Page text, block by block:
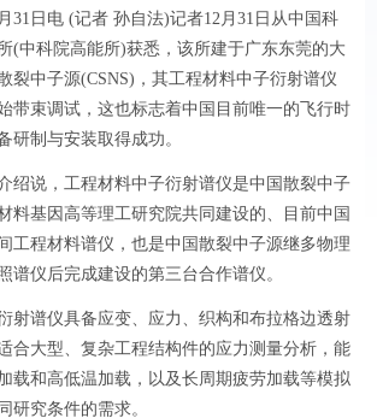
日电 (记者 孙自法)记者12月31日从中国科
(中科院高能所)获悉，该所建于广东东莞的大
中子源(CSNS)，其工程材料中子衍射谱仪
带束调试，这也标志着中国目前唯一的飞行时
研制与安装取得成功。
说，工程材料中子衍射谱仪是中国散裂中子
料基因高等理工研究院共同建设的、目前中国
工程材料谱仪，也是中国散裂中子源继多物理
谱仪后完成建设的第三台合作谱仪。
谱仪具备应变、应力、织构和布拉格边透射
合大型、复杂工程结构件的应力测量分析，能
载和高低温加载，以及长周期疲劳加载等模拟
研究条件的需求。